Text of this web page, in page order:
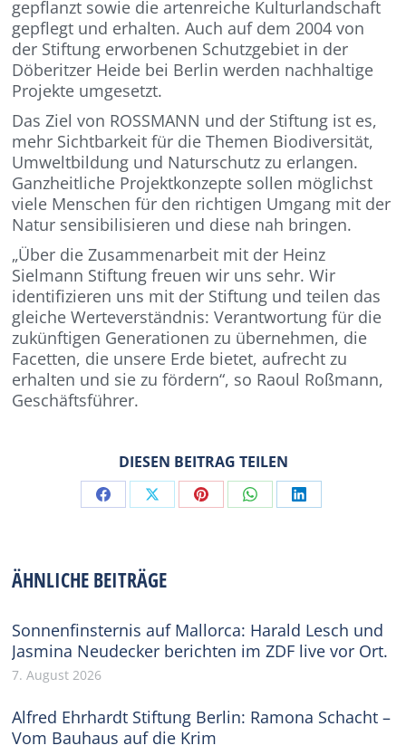
gepflanzt sowie die artenreiche Kulturlandschaft
gepflegt und erhalten. Auch auf dem 2004 von
der Stiftung erworbenen Schutzgebiet in der
Döberitzer Heide bei Berlin werden nachhaltige
Projekte umgesetzt.
Das Ziel von ROSSMANN und der Stiftung ist es,
mehr Sichtbarkeit für die Themen Biodiversität,
Umweltbildung und Naturschutz zu erlangen.
Ganzheitliche Projektkonzepte sollen möglichst
viele Menschen für den richtigen Umgang mit der
Natur sensibilisieren und diese nah bringen.
„Über die Zusammenarbeit mit der Heinz
Sielmann Stiftung freuen wir uns sehr. Wir
identifizieren uns mit der Stiftung und teilen das
gleiche Werteverständnis: Verantwortung für die
zukünftigen Generationen zu übernehmen, die
Facetten, die unsere Erde bietet, aufrecht zu
erhalten und sie zu fördern“, so Raoul Roßmann,
Geschäftsführer.
DIESEN BEITRAG TEILEN
Share Share Share Share Share
ÄHNLICHE BEITRÄGE
Sonnenfinsternis auf Mallorca: Harald Lesch und
Jasmina Neudecker berichten im ZDF live vor Ort.
7. August 2026
Alfred Ehrhardt Stiftung Berlin: Ramona Schacht –
Vom Bauhaus auf die Krim